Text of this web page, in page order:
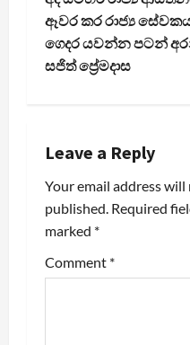
n
a
i
g
a
t
ඈවර කර රාජ්‍ය
ගෙදර යවන්න පටන්
සජිත් ප්‍රේමදාස
Leave a Reply
Your email address will
published. Required
marked *
Comment *